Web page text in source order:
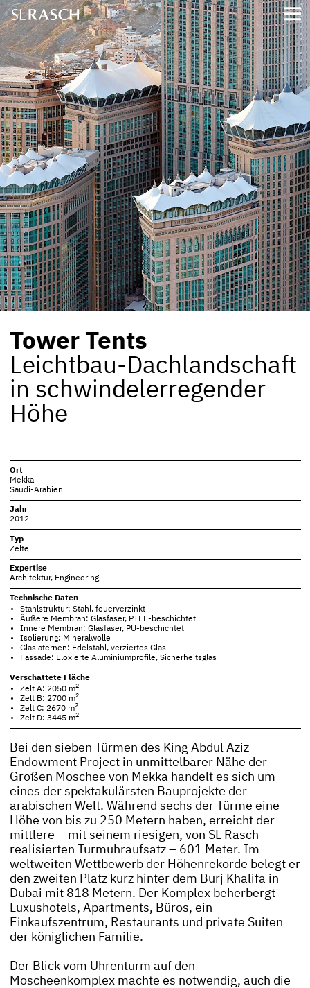
Tower Tents
Leichtbau-Dachlandschaft
in schwindelerregender
Höhe
Ort
Mekka
Saudi-Arabien
Jahr
2012
Typ
Zelte
Expertise
Architektur, Engineering
Technische Daten
Stahlstruktur: Stahl, feuerverzinkt
Äußere Membran: Glasfaser, PTFE-beschichtet
Innere Membran: Glasfaser, PU-beschichtet
Isolierung: Mineralwolle
Glaslaternen: Edelstahl, verziertes Glas
Fassade: Eloxierte Aluminiumprofile, Sicherheitsglas
Verschattete Fläche
Zelt A: 2050 m2
Zelt B: 2700 m2
Zelt C: 2670 m2
Zelt D: 3445 m2
Bei den sieben Türmen des King Abdul Aziz
Endowment Project in unmittelbarer Nähe der
Großen Moschee von Mekka handelt es sich um
eines der spektakulärsten Bauprojekte der
arabischen Welt. Während sechs der Türme eine
Höhe von bis zu 250 Metern haben, erreicht der
mittlere – mit seinem riesigen, von SL Rasch
realisierten Turmuhraufsatz – 601 Meter. Im
weltweiten Wettbewerb der Höhenrekorde belegt er
den zweiten Platz kurz hinter dem Burj Khalifa in
Dubai mit 818 Metern. Der Komplex beherbergt
Luxushotels, Apartments, Büros, ein
Einkaufszentrum, Restaurants und private Suiten
der königlichen Familie.
Der Blick vom Uhrenturm auf den
Moscheenkomplex machte es notwendig, auch die